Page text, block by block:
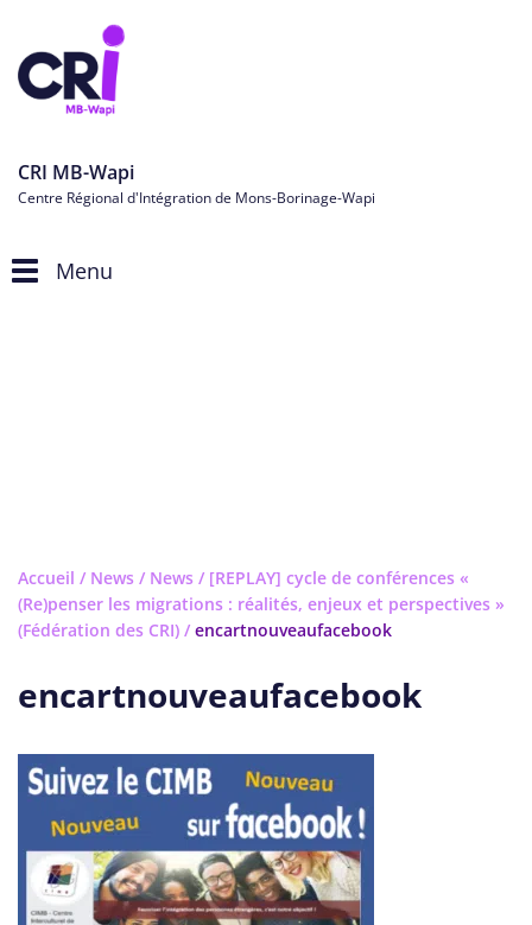
CRI MB-Wapi
Centre Régional d'Intégration de Mons-Borinage-Wapi
ToggleMenu
Accueil / News / News / [REPLAY] cycle de conférences «
(Re)penser les migrations : réalités, enjeux et perspectives »
(Fédération des CRI) / encartnouveaufacebook
encartnouveaufacebook